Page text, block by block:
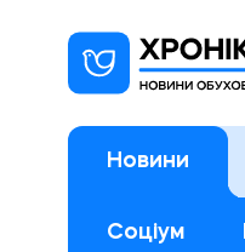
Новини
Соціум